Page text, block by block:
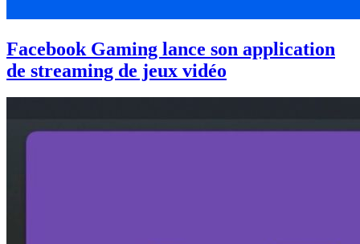
Facebook Gaming lance son application
de streaming de jeux vidéo